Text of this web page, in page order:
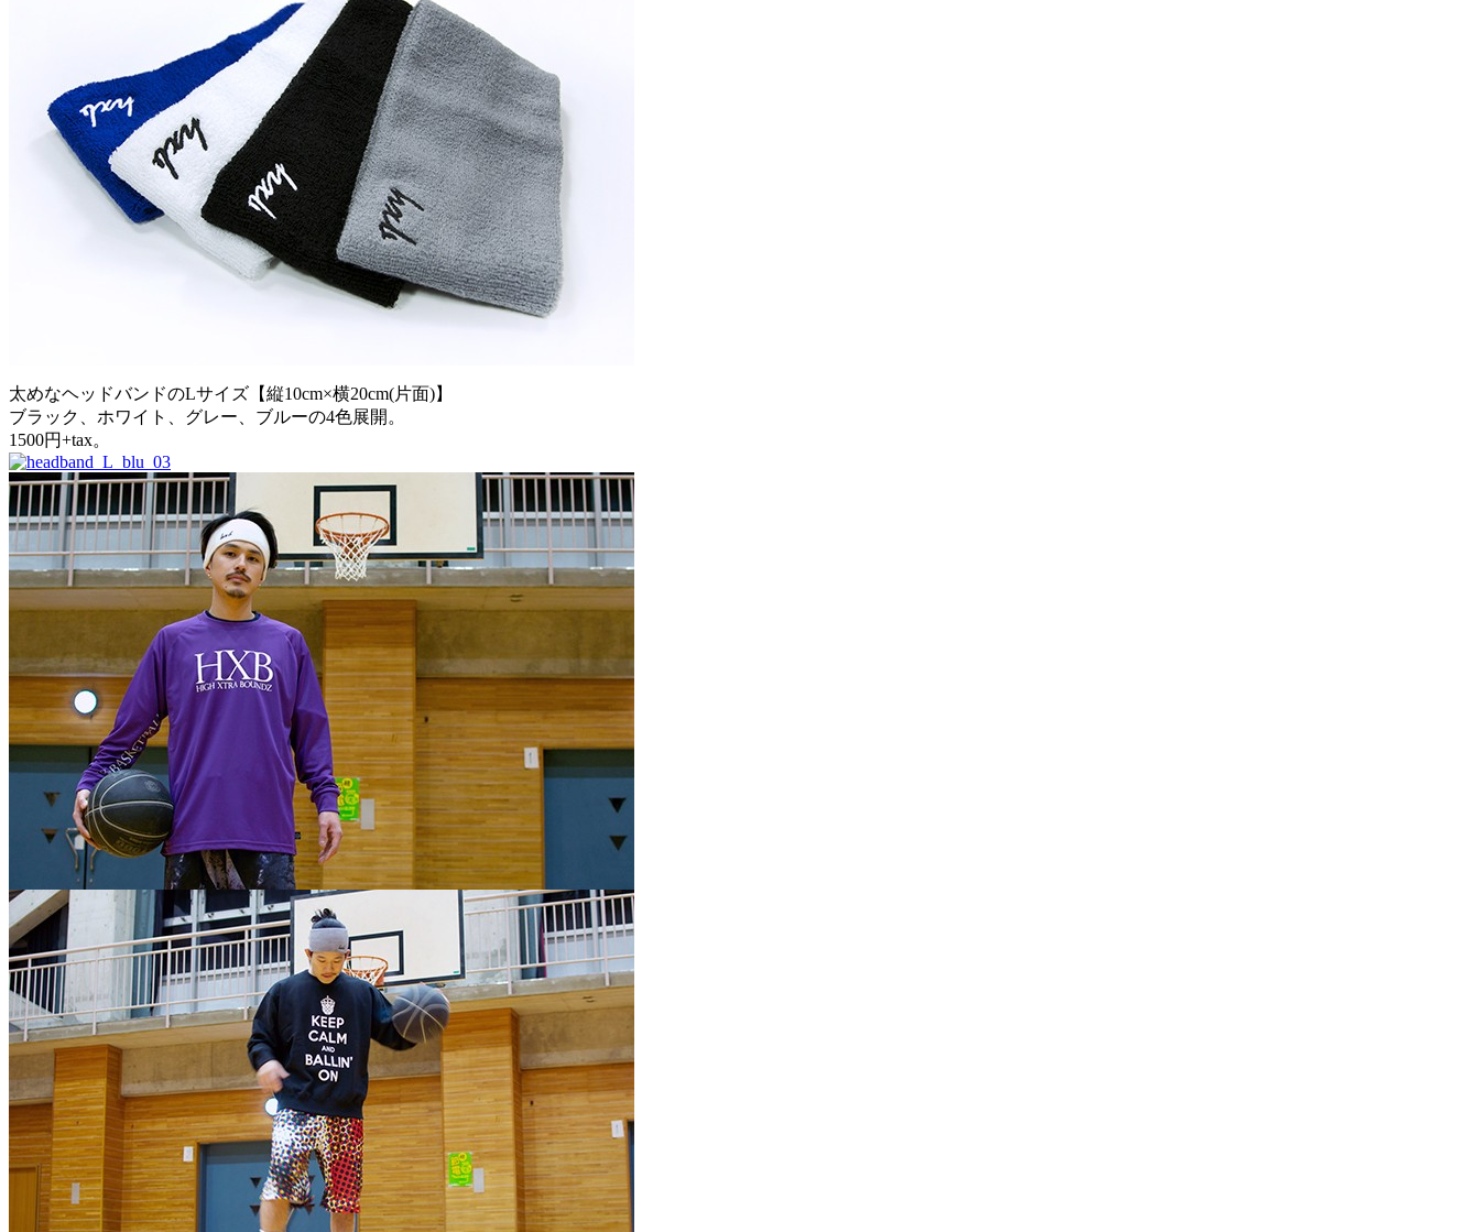
太めなヘッドバンドのLサイズ【縦10cm×横20cm(片面)】
ブラック、ホワイト、グレー、ブルーの4色展開。
1500円+tax。